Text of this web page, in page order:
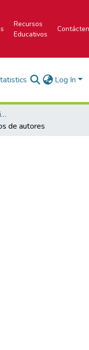
Recursos
Educativos
Log In
Portal de Revistas del Instituto Tecnológico de Costa Rica
de autores